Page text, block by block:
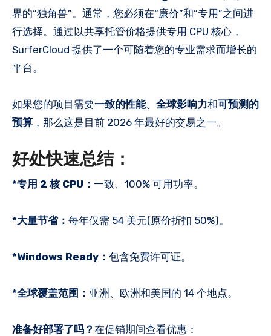
界的“独角兽”。通常，您必须在“廉价”和“专用”之间进
行选择。通过以共享托管价格提供专用 CPU 核心，
SurferCloud 提供了一个可随着您的专业需求而增长的
平台。
如果您的项目需要一致的性能、 全球影响力和可预测的
预算 ，那么这是目前 2026 年最好的交易之一。
好处快速总结：
*专用 2 核 CPU： 一致、100% 可用功率。
*大量节省： 每年仅需 54 美元(原价折扣 50%)。
*Windows Ready： 包含免费许可证。
*全球覆盖范围： 亚洲、欧洲和美国的 14 个地点。
准备好部署了吗？ 在促销期间查看优惠：